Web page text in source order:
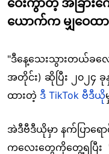
ဝေးကွာတဲ့ အခြား
ယောက်က မျှဝေထာ
"ဒီနေ့သေးသွားတယ်ခလ
အတိုင်း) ဆိုပြီး ၂၀၂၄
ထားတဲ့ ဒီ TikTok ဗီဒီယို
အဲဒီဗီဒီယိုမှာ နက်ပြာရ
ကလေးတွေကိုတွေ့ရပြီး